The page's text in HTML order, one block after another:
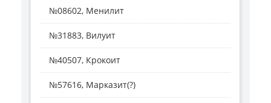
№08602, Менилит
№31883, Вилуит
№40507, Крокоит
№57616, Марказит(?)